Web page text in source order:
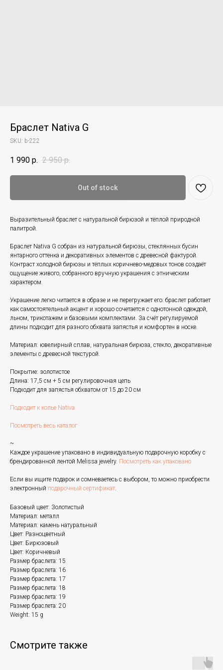
Браслет Nativa G
SKU: b-222
1 990 р. 2 950 р.
Out of stock
Выразительный браслет с натуральной бирюзой и тёплой природной
палитрой.
Браслет Nativa G собран из натуральной бирюзы, стеклянных бусин
янтарного оттенка и декоративных элементов с древесной фактурой.
Контраст холодной бирюзы и тёплых коричнево-медовых тонов создаёт
ощущение живого, собранного вручную украшения с этническим
характером.
Украшение легко читается в образе и не перегружает его: браслет работает
как самостоятельный акцент и хорошо сочетается с однотонной одеждой,
льном, трикотажем и базовыми комплектами. За счёт регулируемой
длины подходит для разного обхвата запястья и комфортен в носке.
Материал: ювелирный сплав, натуральная бирюза, стекло, декоративные
элементы с древесной текстурой.
Покрытие: золотистое
Длина: 17,5 см + 5 см регулировочная цепь
Подходит для запястья обхватом от 15 до 20 см
Подходит к колье Nativa
Посмотреть весь каталог
~
Каждое украшение упаковано в индивидуальную подарочную коробку с
брендированной лентой Melissa jewelry. Посмотреть как упаковано
Если вы ищите подарок и сомневаетесь с выбором, то можно приобрести
электронный подарочный сертификат.
Базовый цвет: Золотистый
Материал: металл
Материал: камень натуральный
Цвет: Разноцветный
Цвет: Бирюзовый
Цвет: Коричневый
Размер браслета: 15
Размер браслета: 16
Размер браслета: 17
Размер браслета: 18
Размер браслета: 19
Размер браслета: 20
Weight: 15 g
Смотрите также